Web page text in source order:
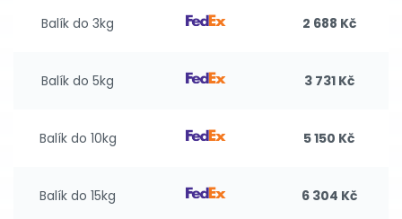
Balík do 3kg 2 688 Kč
Balík do 5kg 3 731 Kč
Balík do 10kg 5 150 Kč
Balík do 15kg 6 304 Kč